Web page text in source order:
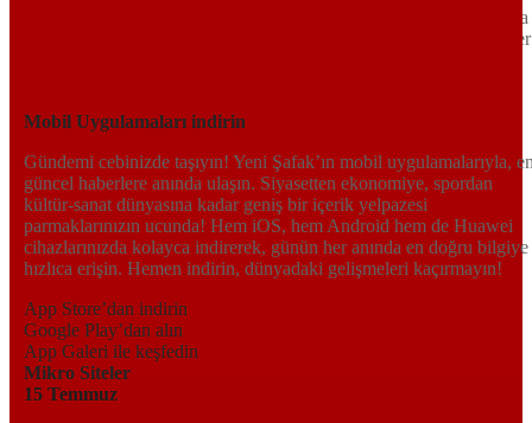
bir yelpazede sunduğu haberlerle, hem Türkiye’de hem de dünyada
neler olup bittiğini anında öğrenin. Dijital platformlarıyla her an, her
Mobil Uygulamaları indirin
Gündemi cebinizde taşıyın! Yeni Şafak’ın mobil uygulamalarıyla,
güncel haberlere anında ulaşın. Siyasetten ekonomiye, spordan
kültür-sanat dünyasına kadar geniş bir içerik yelpazesi
parmaklarınızın ucunda! Hem iOS, hem Android hem de Huawei
cihazlarınızda kolayca indirerek, günün her anında en doğru bilgiye
hızlıca erişin. Hemen indirin, dünyadaki gelişmeleri kaçırmayın!
App Store’dan indirin
Google Play’dan alın
App Galeri ile keşfedin
Mikro Siteler
15 Temmuz